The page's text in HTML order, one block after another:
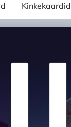
Kinkekaardid